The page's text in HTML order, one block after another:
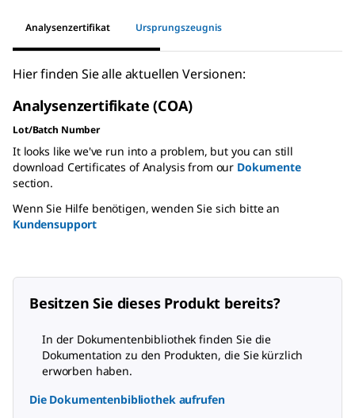
Analysenzertifikat Ursprungszeugnis
Hier finden Sie alle aktuellen Versionen:
Analysenzertifikate (COA)
Lot/Batch Number
It looks like we've run into a problem, but you can still
download Certificates of Analysis from our Dokumente
section.
Wenn Sie Hilfe benötigen, wenden Sie sich bitte an
Kundensupport
Besitzen Sie dieses Produkt bereits?
In der Dokumentenbibliothek finden Sie die
Dokumentation zu den Produkten, die Sie kürzlich
erworben haben.
Die Dokumentenbibliothek aufrufen